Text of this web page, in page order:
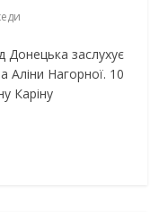
Донецька заслухує
Аліни Нагорної. 10
Каріну